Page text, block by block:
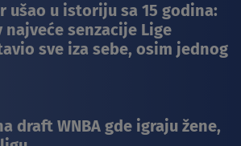
ušao u istoriju sa 15 godina:
senzacije Lige
sve iza sebe, osim jednog
draft WNBA gde igraju žene,